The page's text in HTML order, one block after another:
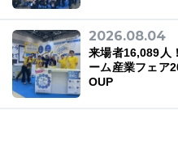
2026.08.04
来場者16,089人
ーム産業フェア
OUP